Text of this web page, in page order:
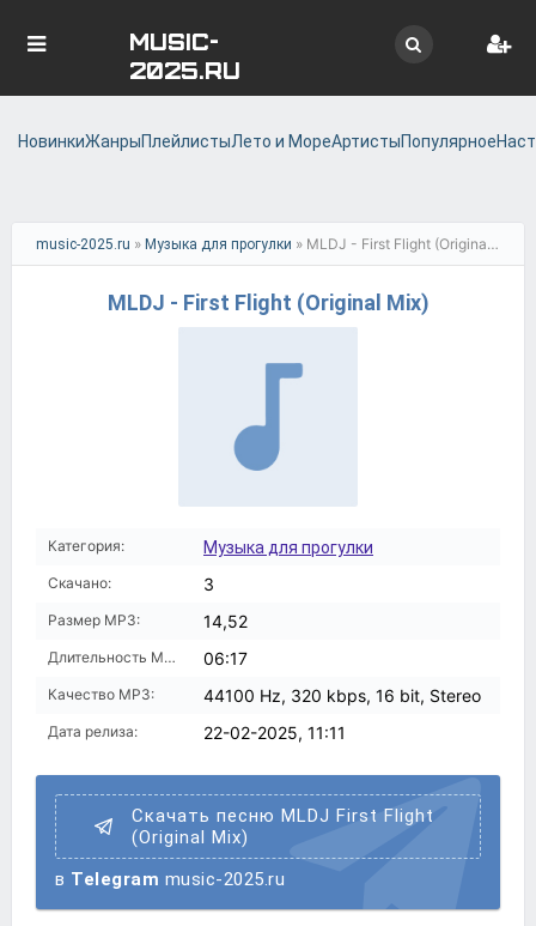
MUSIC-
2025.RU
НовинкиЖанрыПлейлистыЛето и МореАртистыПопулярное
music-2025.ru » Музыка для прогулки » MLDJ - First Flight (Original Mix)
MLDJ - First Flight (Original Mix)
Категория: Музыка для прогулки
Скачано: 3
Размер MP3: 14,52
Длительность MP3: 06:17
Качество MP3: 44100 Hz, 320 kbps, 16 bit, Stereo
Дата релиза: 22-02-2025, 11:11
Скачать песню MLDJ First Flight
(Original Mix)
в Telegram music-2025.ru